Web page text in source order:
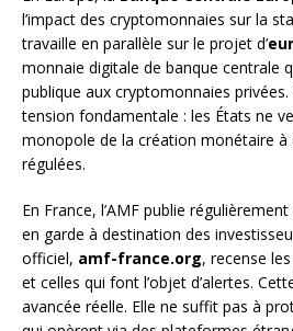
l’impact des cryptomonnaies sur la
travaille en parallèle sur le projet d’
monnaie digitale de banque centrale
publique aux cryptomonnaies
tension fondamentale : les États ne
monopole de la création monétaire à
régulées.
En France, l’AMF publie
en garde à destination des
officiel, amf-france.org, recense
et celles qui font l’objet d’alertes.
avancée réelle. Elle ne suffit pas à